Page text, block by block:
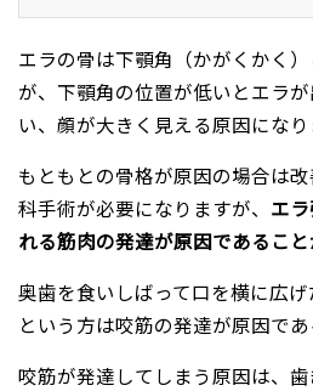
エラの骨は下顎角（かがくかく
が、下顎角の位置が低いとエラ
い、顔が大きく見える原因になり
もともとの骨格が原因の場合は
科手術が必要になりますが、 エ
れる筋肉の発達が原因であること
奥歯を食いしばって口を横に広
という方は咬筋の発達が原因であ
咬筋が発達してしまう原因は、